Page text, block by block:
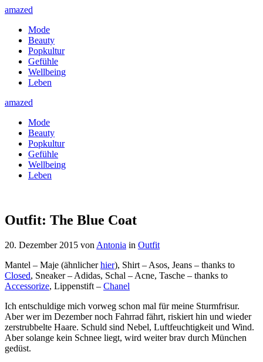
amazed
Mode
Beauty
Popkultur
Gefühle
Wellbeing
Leben
amazed
Mode
Beauty
Popkultur
Gefühle
Wellbeing
Leben
Outfit: The Blue Coat
20. Dezember 2015 von Antonia in Outfit
Mantel – Maje (ähnlicherhier), Shirt – Asos, Jeans – thanks to
Closed, Sneaker – Adidas, Schal – Acne, Tasche – thanks to
Accessorize, Lippenstift – Chanel
Ich entschuldige mich vorweg schon mal für meine Sturmfrisur.
Aber wer im Dezember noch Fahrrad fährt, riskiert hin und wieder
zerstrubbelte Haare. Schuld sind Nebel, Luftfeuchtigkeit und Wind.
Aber solange kein Schnee liegt, wird weiter brav durch München
gedüst.